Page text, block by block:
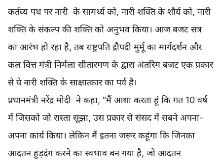
कर्तव्य पथ पर नारी के सामर्थ्य को, नारी शक्ति के शौर्य को, नारी
शक्ति के संकल्प की शक्ति को अनुभव किया। आज बजट सत्र
का आरंभ हो रहा है, तब राष्ट्रपति द्रौपदी मुर्मू का मार्गदर्शन और
कल वित्त मंत्री निर्मला सीतारमण के द्वारा अंतरिम बजट एक प्रकार
से ये नारी शक्ति के साक्षात्कार का पर्व है।
प्रधानमंत्री नरेंद्र मोदी ने कहा, “मैं आशा करता हूं कि गत 10 वर्ष
में जिसको जो रास्ता सूझा, उस प्रकार से संसद में सबने अपना-
अपना कार्य किया। लेकिन मैं इतना जरूर कहूंगा कि जिनका
आदतन हुड़दंग करने का स्वभाव बन गया है, जो आदतन